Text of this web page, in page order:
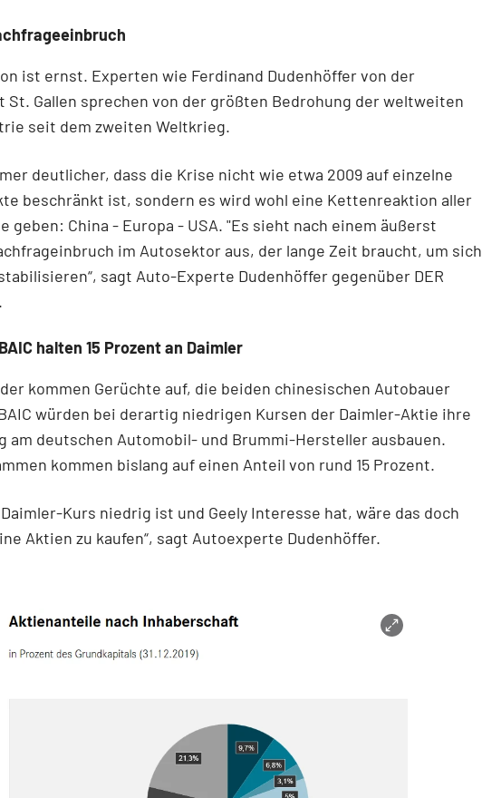
ist ernst. Experten wie Ferdinand Dudenhöffer von der
St. Gallen sprechen von der größten Bedrohung der weltweiten
seit dem zweiten Weltkrieg.
deutlicher, dass die Krise nicht wie etwa 2009 auf einzelne
beschränkt ist, sondern es wird wohl eine Kettenreaktion aller
geben: China - Europa - USA. "Es sieht nach einem äußerst
im Autosektor aus, der lange Zeit braucht, um sich
sagt Auto-Experte Dudenhöffer gegenüber DER
halten 15 Prozent an Daimler
kommen Gerüchte auf, die beiden chinesischen Autobauer
würden bei derartig niedrigen Kursen der Daimler-Aktie ihre
am deutschen Automobil- und Brummi-Hersteller ausbauen.
kommen bislang auf einen Anteil von rund 15 Prozent.
Daimler-Kurs niedrig ist und Geely Interesse hat, wäre das doch
Aktien zu kaufen“, sagt Autoexperte Dudenhöffer.